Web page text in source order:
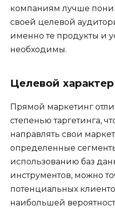
компаниям лучше
своей целевой
именно те продукты и
необходимы.
Целевой характер
Прямой маркетинг
степенью таргетинга,
направлять свои
определенные
использованию баз
инструментов, можно
потенциальных
наибольшей